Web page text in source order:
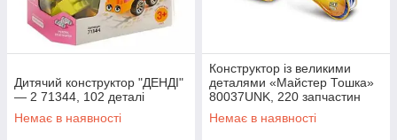
Дитячий конструктор "ДЕНДІ"
— 2 71344, 102 деталі
Немає в наявності
Конструктор із великими
деталями «Майстер Тошка»
80037UNK, 220 запчастин
Немає в наявності